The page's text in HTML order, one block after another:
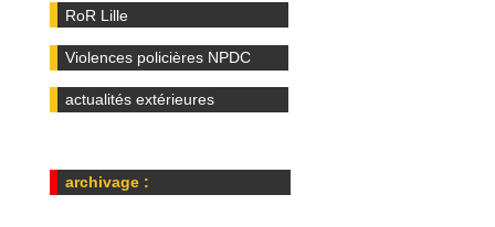
RoR Lille
Violences policières NPDC
actualités extérieures
archivage :